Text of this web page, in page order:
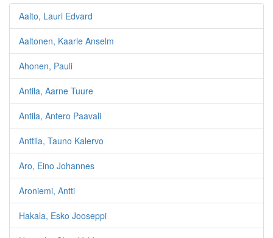
Aalto, Lauri Edvard
Aaltonen, Kaarle Anselm
Ahonen, Pauli
Antila, Aarne Tuure
Antila, Antero Paavali
Anttila, Tauno Kalervo
Aro, Eino Johannes
Aroniemi, Antti
Hakala, Esko Jooseppi